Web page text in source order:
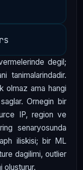
degil;
tanimalarindadir.
olmaz ama hangi
Ornegin bir
IP, region ve
senaryosunda
iliskisi; bir ML
dagilimi, outlier
olusturur.